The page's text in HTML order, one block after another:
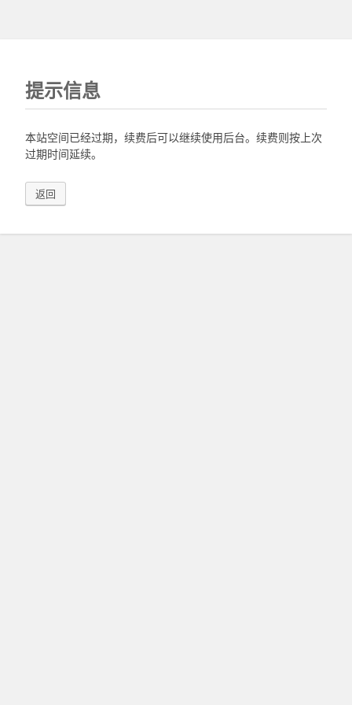
提示信息
本站空间已经过期，续费后可以继续使用后台。续费则按上次
过期时间延续。
返回